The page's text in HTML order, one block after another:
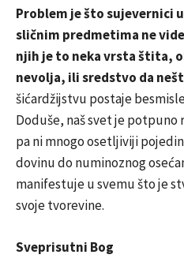
Problem je što sujevernici
sličnim predmetima ne
njih je to neka vrsta štita,
nevolja, ili sredstvo da
šićardžijstvu postaje
Doduše, naš svet je potpuno
pa ni mnogo osetljiviji
dovinu do numinoznog
manifestuje u svemu što je
svoje tvorevine.
Sveprisutni Bog